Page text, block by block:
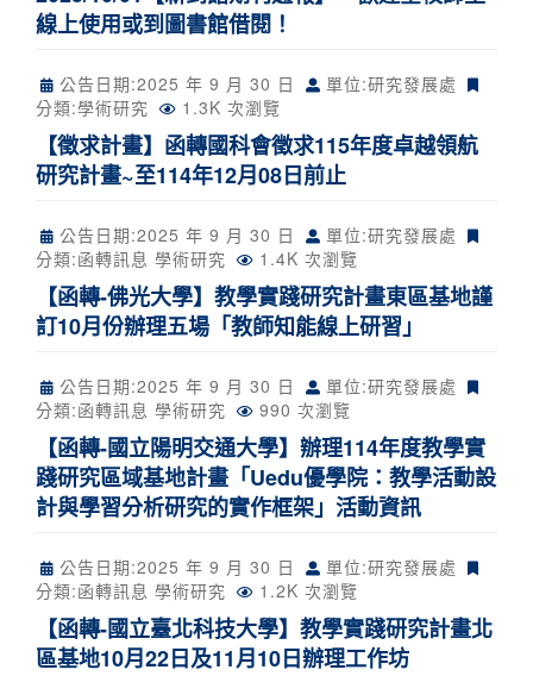
線上使用或到圖書館借閱！
公告日期:2025 年 9 月 30 日
單位:研究發展處
分類:學術研究 1.3K 次瀏覽
【徵求計畫】函轉國科會徵求115年度卓越領航
研究計畫~至114年12月08日前止
公告日期:2025 年 9 月 30 日
單位:研究發展處
分類:函轉訊息 學術研究 1.4K 次瀏覽
【函轉-佛光大學】教學實踐研究計畫東區基地謹
訂10月份辦理五場「教師知能線上研習」
公告日期:2025 年 9 月 30 日
單位:研究發展處
分類:函轉訊息 學術研究 990 次瀏覽
【函轉-國立陽明交通大學】辦理114年度教學實
踐研究區域基地計畫「Uedu優學院：教學活動設
計與學習分析研究的實作框架」活動資訊
公告日期:2025 年 9 月 30 日
單位:研究發展處
分類:函轉訊息 學術研究 1.2K 次瀏覽
【函轉-國立臺北科技大學】教學實踐研究計畫北
區基地10月22日及11月10日辦理工作坊